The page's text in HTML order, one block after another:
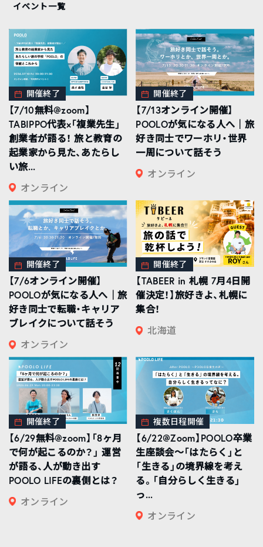
イベント一覧
開催終了
【7/10無料@zoom】
TABIPPO代表×「複業先生」
創業者が語る！ 旅と教育の
起業家から見た、あたらし
い旅...
オンライン
開催終了
【7/13オンライン開催】
POOLOが気になる人へ｜旅
好き同士でワーホリ・世界
一周について話そう
オンライン
開催終了
【7/6オンライン開催】
POOLOが気になる人へ｜旅
好き同士で転職・キャリア
ブレイクについて話そう
オンライン
開催終了
【TABEER in 札幌 7月4日開
催決定！】旅好きよ、札幌に
集合！
北海道
開催終了
【6/29無料@zoom】「8ヶ月
で何が起こるのか？」 運営
が語る、人が動き出す
POOLO LIFEの裏側とは？
オンライン
複数日程開催
【6/22@Zoom】POOLO卒業
生座談会〜「はたらく」と
「生きる」の境界線を考え
る。「自分らしく生きる」
っ...
オンライン